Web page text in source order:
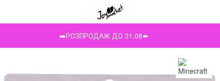
➡️РОЗПРОДАЖ ДО 31.08⬅️